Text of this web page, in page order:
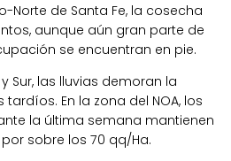
Norte de Santa Fe, la cosecha
aunque aún gran parte de
se encuentran en pie.
Sur, las lluvias demoran la
En la zona del NOA, los
la última semana mantienen
sobre los 70 qq/Ha.